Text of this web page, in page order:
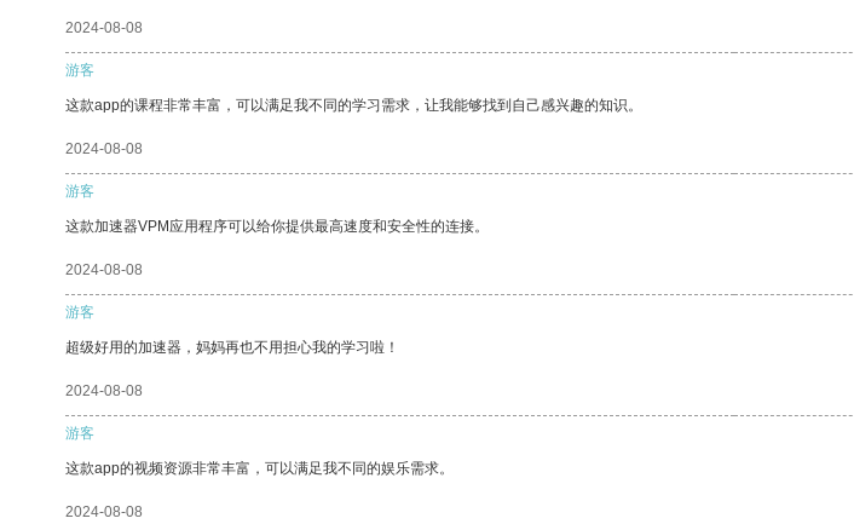
2024-08-08
游客
这款app的课程非常丰富，可以满足我不同的学习需求，让我能够找到自己感兴趣的知识。
2024-08-08
游客
这款加速器VPM应用程序可以给你提供最高速度和安全性的连接。
2024-08-08
游客
超级好用的加速器，妈妈再也不用担心我的学习啦！
2024-08-08
游客
这款app的视频资源非常丰富，可以满足我不同的娱乐需求。
2024-08-08